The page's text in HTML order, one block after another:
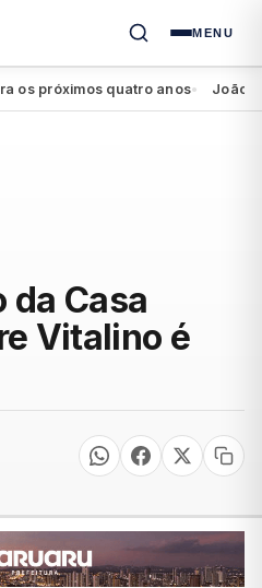
MENU
quatro anos ● João
da Casa
Vitalino é